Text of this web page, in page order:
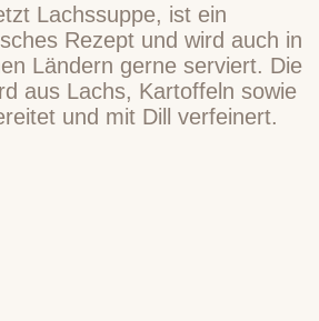
Lachssuppe, ist ein
Rezept und wird auch in
Ländern gerne serviert. Die
aus Lachs, Kartoffeln sowie
und mit Dill verfeinert.